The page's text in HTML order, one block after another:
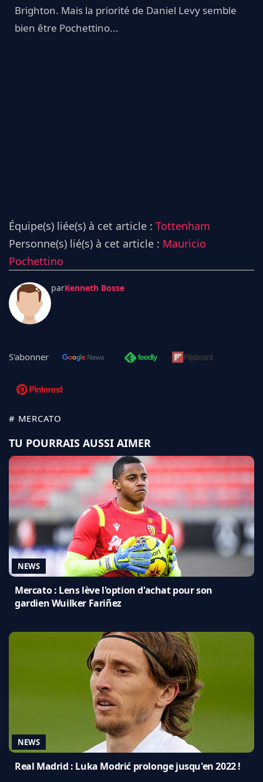
Brighton. Mais la priorité de Daniel Levy semble
bien être Pochettino...
Équipe(s) liée(s) à cet article : Tottenham
Personne(s) lié(s) à cet article : Mauricio
Pochettino
parKenneth Bosse
S'abonner
# MERCATO
TU POURRAIS AUSSI AIMER
NEWS
Mercato : Lens lève l'option d'achat pour son
gardien Wuilker Fariñez
NEWS
Real Madrid : Luka Modrić prolonge jusqu'en 2022 !